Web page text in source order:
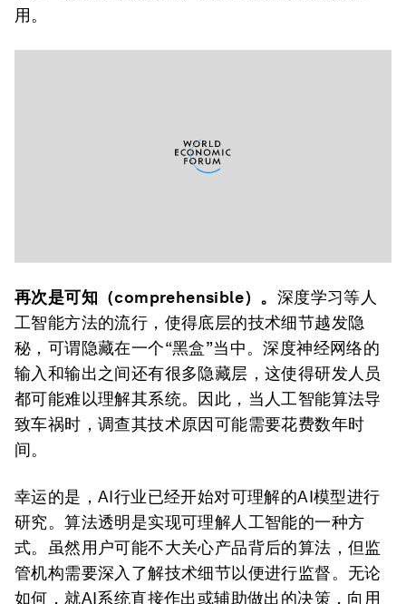
用。
再次是可知（comprehensible）。 深度学习等人
工智能方法的流行，使得底层的技术细节越发隐
秘，可谓隐藏在一个“黑盒”当中。深度神经网络的
输入和输出之间还有很多隐藏层，这使得研发人员
都可能难以理解其系统。因此，当人工智能算法导
致车祸时，调查其技术原因可能需要花费数年时
间。
幸运的是，AI行业已经开始对可理解的AI模型进行
研究。算法透明是实现可理解人工智能的一种方
式。虽然用户可能不大关心产品背后的算法，但监
管机构需要深入了解技术细节以便进行监督。无论
如何，就AI系统直接作出或辅助做出的决策，向用